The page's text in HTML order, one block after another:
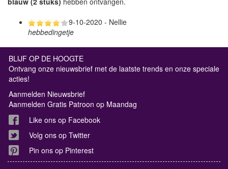
9-10-2020 - Nellie
hebbedingetje
BLIJF OP DE HOOGTE
Ontvang onze nieuwsbrief met de laatste trends en onze speciale
acties!
Aanmelden Nieuwsbrief
Aanmelden Gratis Patroon op Maandag
Like ons op Facebook
Volg ons op Twitter
Pin ons op Pinterest